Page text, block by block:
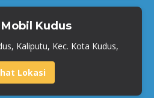
Kudus
Kaliputu, Kec. Kota Kudus,
Lokasi